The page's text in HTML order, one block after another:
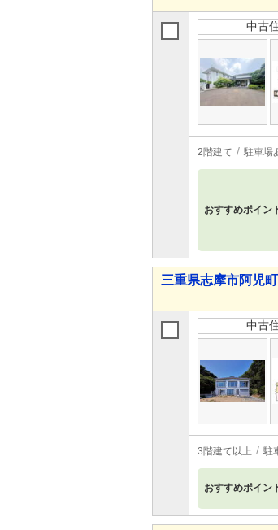
中古
2階建て 駐車場
おすすめポイン
三重県志摩市阿児
中古
3階建て以上 駐
おすすめポイン